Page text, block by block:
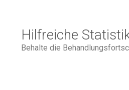
Hilfreiche
Behalte die